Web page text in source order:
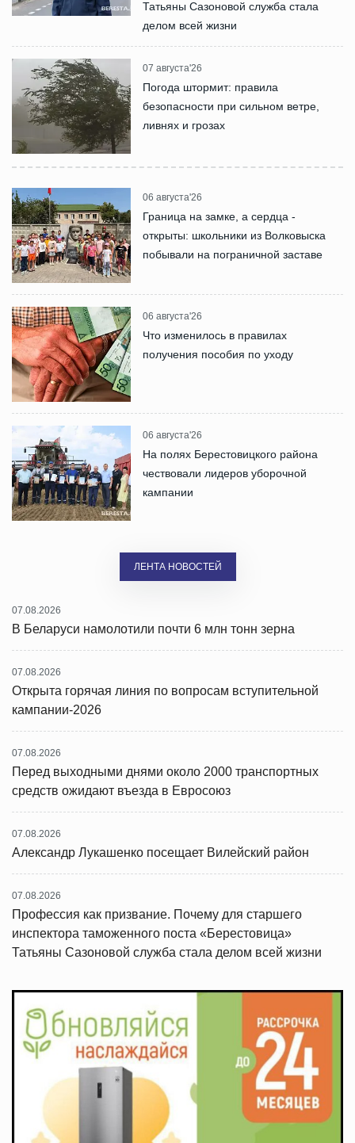
Татьяны Сазоновой служба стала
делом всей жизни
07 августа'26
Погода штормит: правила
безопасности при сильном ветре,
ливнях и грозах
06 августа'26
Граница на замке, а сердца -
открыты: школьники из Волковыска
побывали на пограничной заставе
06 августа'26
Что изменилось в правилах
получения пособия по уходу
06 августа'26
На полях Берестовицкого района
чествовали лидеров уборочной
кампании
ЛЕНТА НОВОСТЕЙ
07.08.2026
В Беларуси намолотили почти 6 млн тонн зерна
07.08.2026
Открыта горячая линия по вопросам вступительной
кампании-2026
07.08.2026
Перед выходными днями около 2000 транспортных
средств ожидают въезда в Евросоюз
07.08.2026
Александр Лукашенко посещает Вилейский район
07.08.2026
Профессия как призвание. Почему для старшего
инспектора таможенного поста «Берестовица»
Татьяны Сазоновой служба стала делом всей жизни